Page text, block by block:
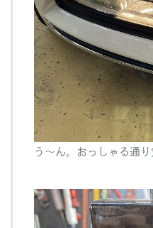
う～ん。おっしゃる通